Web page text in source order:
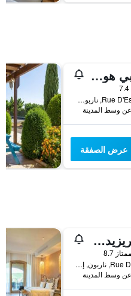
بي آند بي هوتل ناربون (1)
225 Rue D'Espagne, ناربون, إقليم أود, فرنسا
عرض الصفقة
أوتل لا ريزيدونس
ممتاز 8.7
6 Rue Du 1er Mai, ناربون, إقليم أود, فرنسا